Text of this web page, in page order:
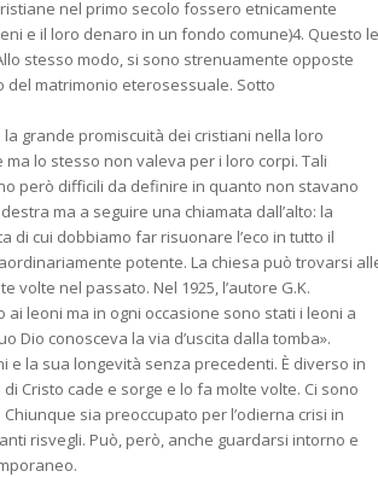
nel primo secolo fossero etnicamente
e il loro denaro in un fondo comune)4. Questo le
stesso modo, si sono strenuamente opposte
del matrimonio eterosessuale. Sotto
grande promiscuità dei cristiani nella loro
lo stesso non valeva per i loro corpi. Tali
però difficili da definire in quanto non stavano
ma a seguire una chiamata dall’alto: la
di cui dobbiamo far risuonare l’eco in tutto il
potente. La chiesa può trovarsi
nel passato. Nel 1925, l’autore G.K.
leoni ma in ogni occasione sono stati i leoni a
Dio conosceva la via d’uscita dalla tomba».
e la sua longevità senza precedenti. È diverso in
Cristo cade e sorge e lo fa molte volte. Ci sono
sia preoccupato per l’odierna crisi in
risvegli. Può, però, anche guardarsi intorno e